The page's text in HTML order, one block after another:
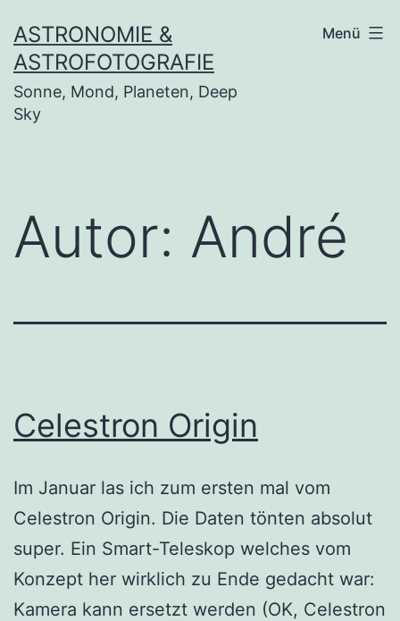
Inhalt
springen
ASTRONOMIE &
ASTROFOTOGRAFIE
Sonne, Mond, Planeten, Deep
Sky
Menü
Autor: André
Celestron Origin
Im Januar las ich zum ersten mal vom
Celestron Origin. Die Daten tönten absolut
super. Ein Smart-Teleskop welches vom
Konzept her wirklich zu Ende gedacht war:
Kamera kann ersetzt werden (OK, Celestron